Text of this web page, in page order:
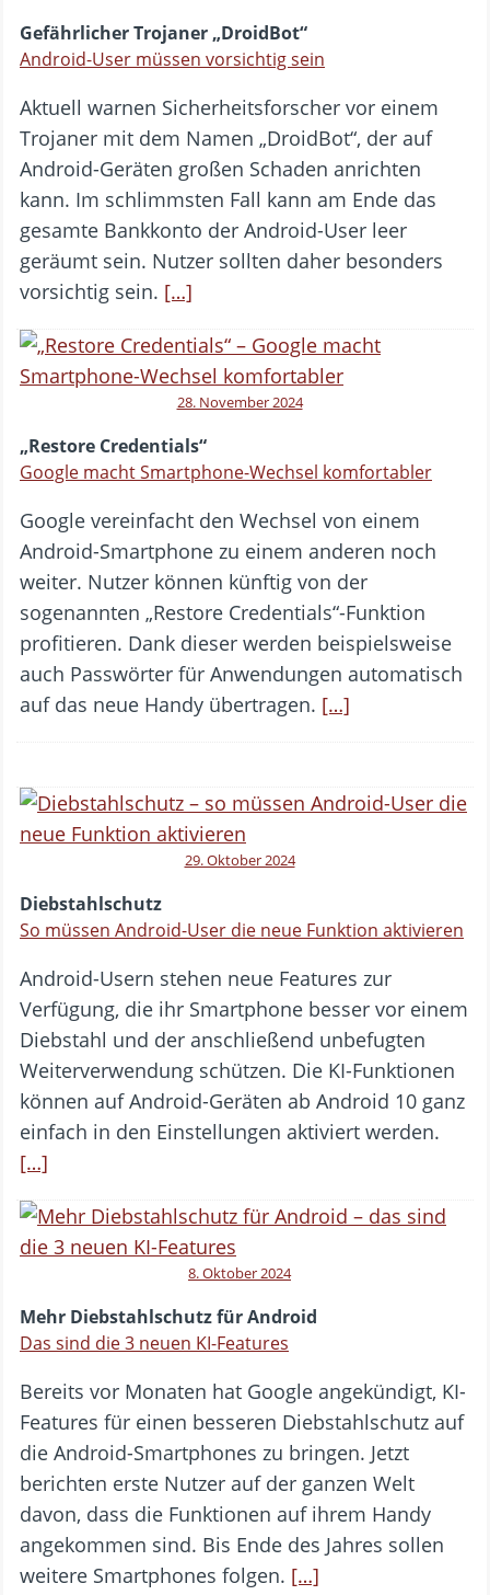
Gefährlicher Trojaner „DroidBot“
Android-User müssen vorsichtig sein
Aktuell warnen Sicherheitsforscher vor einem
Trojaner mit dem Namen „DroidBot“, der auf
Android-Geräten großen Schaden anrichten
kann. Im schlimmsten Fall kann am Ende das
gesamte Bankkonto der Android-User leer
geräumt sein. Nutzer sollten daher besonders
vorsichtig sein. […]
28. November 2024
„Restore Credentials“
Google macht Smartphone-Wechsel komfortabler
Google vereinfacht den Wechsel von einem
Android-Smartphone zu einem anderen noch
weiter. Nutzer können künftig von der
sogenannten „Restore Credentials“-Funktion
profitieren. Dank dieser werden beispielsweise
auch Passwörter für Anwendungen automatisch
auf das neue Handy übertragen. […]
29. Oktober 2024
Diebstahlschutz
So müssen Android-User die neue Funktion aktivieren
Android-Usern stehen neue Features zur
Verfügung, die ihr Smartphone besser vor einem
Diebstahl und der anschließend unbefugten
Weiterverwendung schützen. Die KI-Funktionen
können auf Android-Geräten ab Android 10 ganz
einfach in den Einstellungen aktiviert werden.
[…]
8. Oktober 2024
Mehr Diebstahlschutz für Android
Das sind die 3 neuen KI-Features
Bereits vor Monaten hat Google angekündigt, KI-
Features für einen besseren Diebstahlschutz auf
die Android-Smartphones zu bringen. Jetzt
berichten erste Nutzer auf der ganzen Welt
davon, dass die Funktionen auf ihrem Handy
angekommen sind. Bis Ende des Jahres sollen
weitere Smartphones folgen. […]